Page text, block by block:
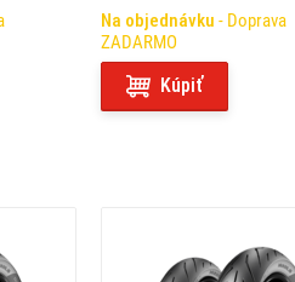
(73W) TL REAR
Na objednávku - Doprava
ZADARMO
Kúpiť